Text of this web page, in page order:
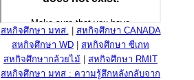
สหกิจศึกษา มทส.
สหกิจศึกษา CANADA
สหกิจศึกษา WD
สหกิจศึกษา ซีเกท
สหกิจศึกษากล้วยไม้
สหกิจศึกษา RMIT
สหกิจศึกษา มทส : ความรู้สึกหลังกลับจาก